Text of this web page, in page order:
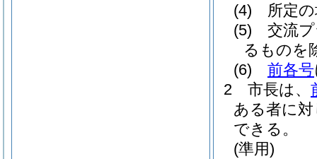
(4)
所定
(5)
交流
るものを
(6)
前各号
2
市長は、
ある者に
できる。
(準用)